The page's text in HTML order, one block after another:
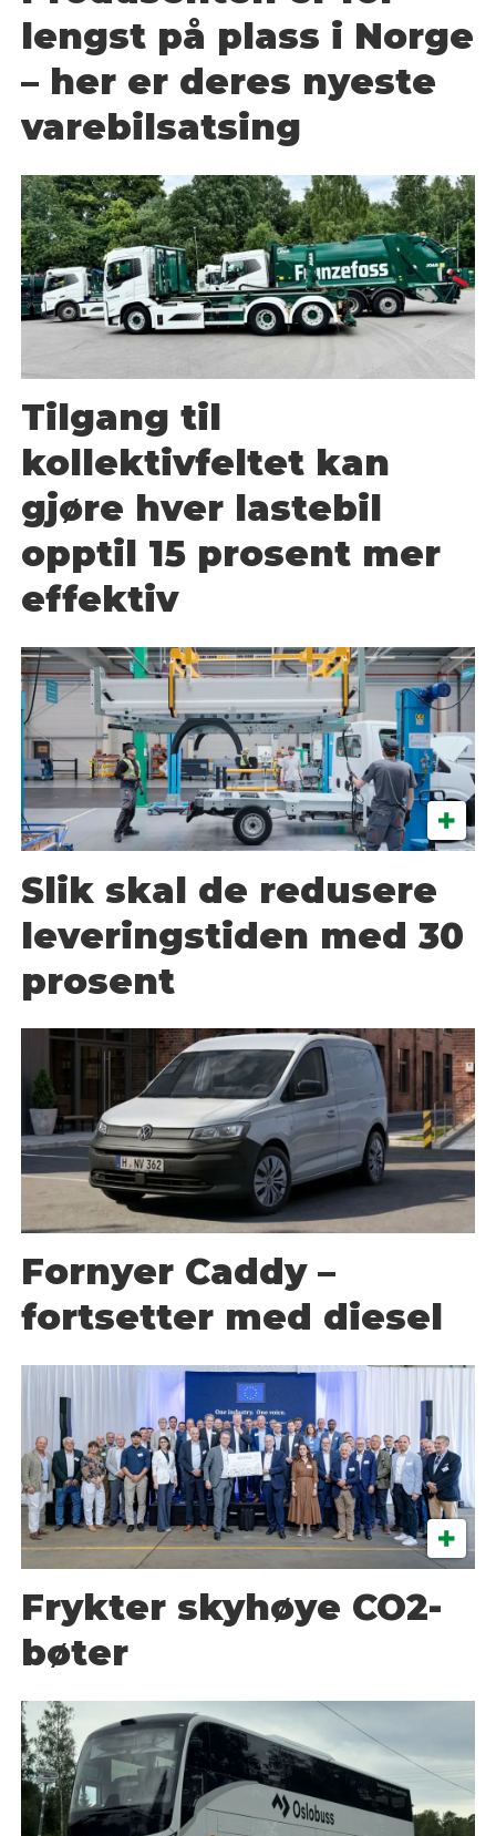
lengst på plass i Norge
– her er deres nyeste
varebilsatsing
Tilgang til
kollektivfeltet kan
gjøre hver lastebil
opptil 15 prosent mer
effektiv
Slik skal de redusere
leveringstiden med 30
prosent
Fornyer Caddy –
fortsetter med diesel
Frykter skyhøye CO2-
bøter